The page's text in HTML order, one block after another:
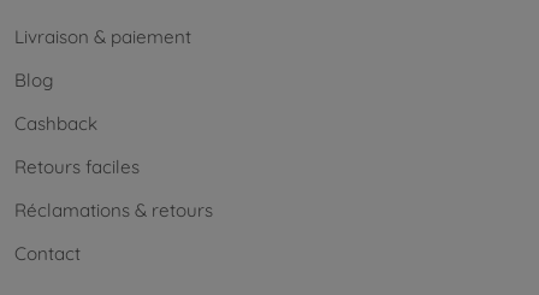
Livraison & paiement
Blog
Cashback
Retours faciles
Réclamations & retours
Contact